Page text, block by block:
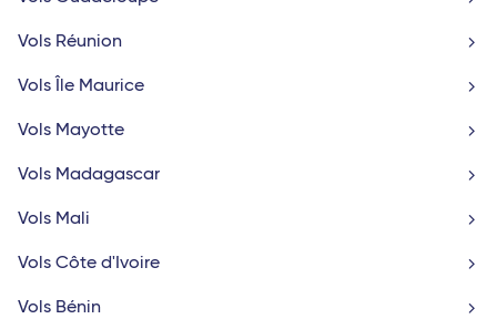
Vols Réunion
Vols Île Maurice
Vols Mayotte
Vols Madagascar
Vols Mali
Vols Côte d'Ivoire
Vols Bénin